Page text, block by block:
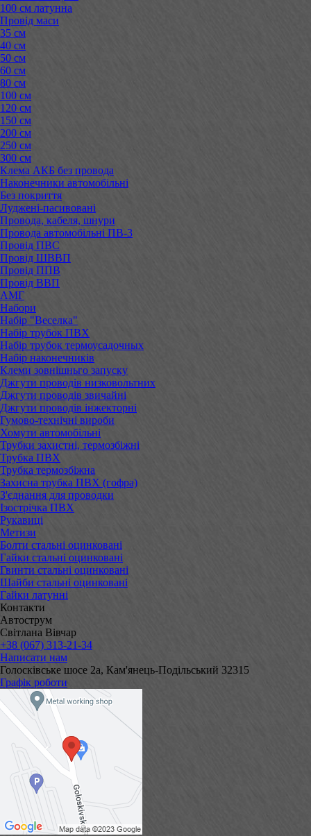
100 см латунна
Провід маси
35 см
40 см
50 см
60 см
80 см
100 см
120 см
150 см
200 см
250 см
300 см
Клема АКБ без провода
Наконечники автомобільні
Без покриття
Луджені-пасивовані
Провода, кабеля, шнури
Провода автомобільні ПВ-3
Провід ПВС
Провід ШВВП
Провід ППВ
Провід ВВП
АМГ
Набори
Набір "Веселка"
Набір трубок ПВХ
Набір трубок термоусадочных
Набір наконечників
Клеми зовнішньго запуску
Джгути проводів низковольтних
Джгути проводів звичайні
Джгути проводів інжекторні
Гумово-технічні вироби
Хомути автомобільні
Трубки захистні, термозбіжні
Трубка ПВХ
Трубка термозбіжна
Захисна трубка ПВХ (гофра)
З'єднання для проводки
Ізострічка ПВХ
Рукавиці
Метизи
Болти стальні оцинковані
Гайки стальні оцинковані
Гвинти стальні оцинковані
Шайби стальні оцинковані
Гайки латунні
Контакти
Автострум
Світлана Вівчар
+38 (067) 313-21-34
Написати нам
Голосківське шосе 2а, Кам'янець-Подільський 32315
Графік роботи